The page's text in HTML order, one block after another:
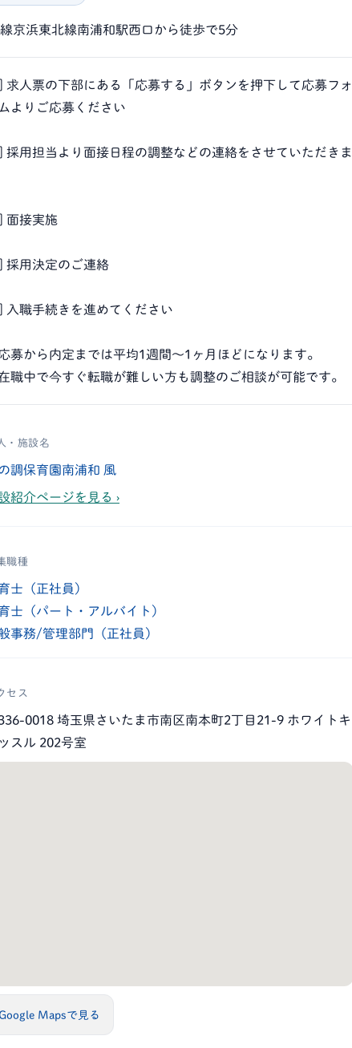
京浜東北線南浦和駅西口から徒歩で5分
求人票の下部にある「応募する」ボタンを押下して応募フォ
よりご応募ください
採用担当より面接日程の調整などの連絡をさせていただきま
面接実施
採用決定のご連絡
入職手続きを進めてください
募から内定までは平均1週間～1ヶ月ほどになります。
職中で今すぐ転職が難しい方も調整のご相談が可能です。
・施設名
調保育園南浦和 風
紹介ページを見る ›
職種
士（正社員）
士（パート・アルバイト）
事務/管理部門（正社員）
セス
0018 埼玉県さいたま市南区南本町2丁目21-9 ホワイトキ
スル 202号室
Mapsで見る